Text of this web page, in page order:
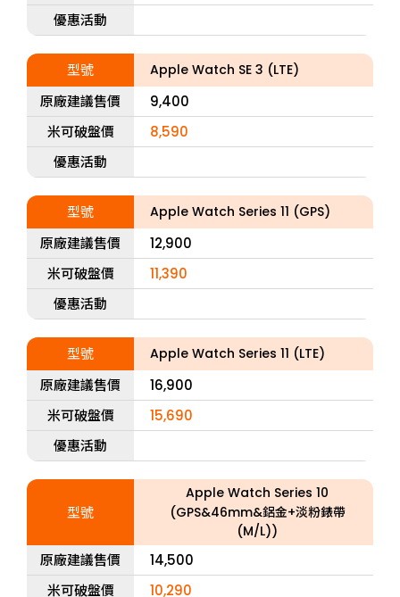
優惠活動
型號 Apple Watch SE 3 (LTE)
原廠建議售價
9,400
米可破盤價
8,590
優惠活動
型號 Apple Watch Series 11 (GPS)
原廠建議售價
12,900
米可破盤價
11,390
優惠活動
型號 Apple Watch Series 11 (LTE)
原廠建議售價
16,900
米可破盤價
15,690
優惠活動
型號
Apple Watch Series 10
(GPS&46mm&鋁金+淡粉錶帶
(M/L))
原廠建議售價
14,500
米可破盤價
10,290